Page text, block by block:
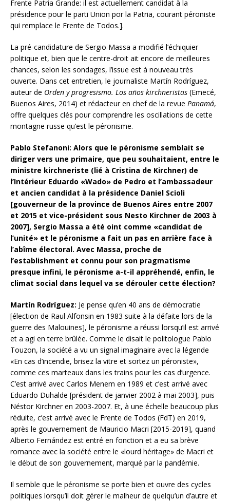
Frente Patria Grande: il est actuellement candidat à la
présidence pour le parti Union por la Patria, courant péroniste
qui remplace le Frente de Todos.].
La pré-candidature de Sergio Massa a modifié l’échiquier
politique et, bien que le centre-droit ait encore de meilleures
chances, selon les sondages, l’issue est à nouveau très
ouverte. Dans cet entretien, le journaliste Martín Rodríguez,
auteur de Orden y progresismo. Los años kirchneristas (Emecé,
Buenos Aires, 2014) et rédacteur en chef de la revue Panamá,
offre quelques clés pour comprendre les oscillations de cette
montagne russe qu’est le péronisme.
Pablo Stefanoni: Alors que le péronisme semblait se
diriger vers une primaire, que peu souhaitaient, entre le
ministre kirchneriste (lié à Cristina de Kirchner) de
l’Intérieur Eduardo «Wado» de Pedro et l’ambassadeur
et ancien candidat à la présidence Daniel Scioli
[gouverneur de la province de Buenos Aires entre 2007
et 2015 et vice-président sous Nesto Kirchner de 2003 à
2007], Sergio Massa a été oint comme «candidat de
l’unité» et le péronisme a fait un pas en arrière face à
l’abîme électoral. Avec Massa, proche de
l’establishment et connu pour son pragmatisme
presque infini, le péronisme a-t-il appréhendé, enfin, le
climat social dans lequel va se dérouler cette élection?
Martín Rodríguez: Je pense qu’en 40 ans de démocratie
[élection de Raul Alfonsin en 1983 suite à la défaite lors de la
guerre des Malouines], le péronisme a réussi lorsqu’il est arrivé
et a agi en terre brûlée. Comme le disait le politologue Pablo
Touzon, la société a vu un signal imaginaire avec la légende
«En cas d’incendie, brisez la vitre et sortez un péroniste»,
comme ces marteaux dans les trains pour les cas d’urgence.
C’est arrivé avec Carlos Menem en 1989 et c’est arrivé avec
Eduardo Duhalde [président de janvier 2002 à mai 2003], puis
Néstor Kirchner en 2003-2007. Et, à une échelle beaucoup plus
réduite, c’est arrivé avec le Frente de Todos (FdT) en 2019,
après le gouvernement de Mauricio Macri [2015-2019], quand
Alberto Fernández est entré en fonction et a eu sa brève
romance avec la société entre le «lourd héritage» de Macri et
le début de son gouvernement, marqué par la pandémie.
Il semble que le péronisme se porte bien et ouvre des cycles
politiques lorsqu’il doit gérer le malheur de quelqu’un d’autre et